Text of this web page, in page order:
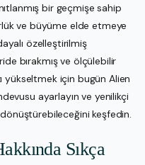
bir geçmişe sahip
ve büyüme elde etmeye
özelleştirilmiş
bırakmış ve ölçülebilir
yükseltmek için bugün Alien
ayarlayın ve yenilikçi
dönüştürebileceğini keşfedin.
Sıkça